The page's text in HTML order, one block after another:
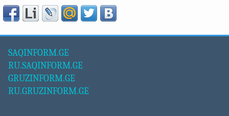
SAQINFORM.GE
RU.SAQINFORM.GE
GRUZINFORM.GE
RU.GRUZINFORM.GE